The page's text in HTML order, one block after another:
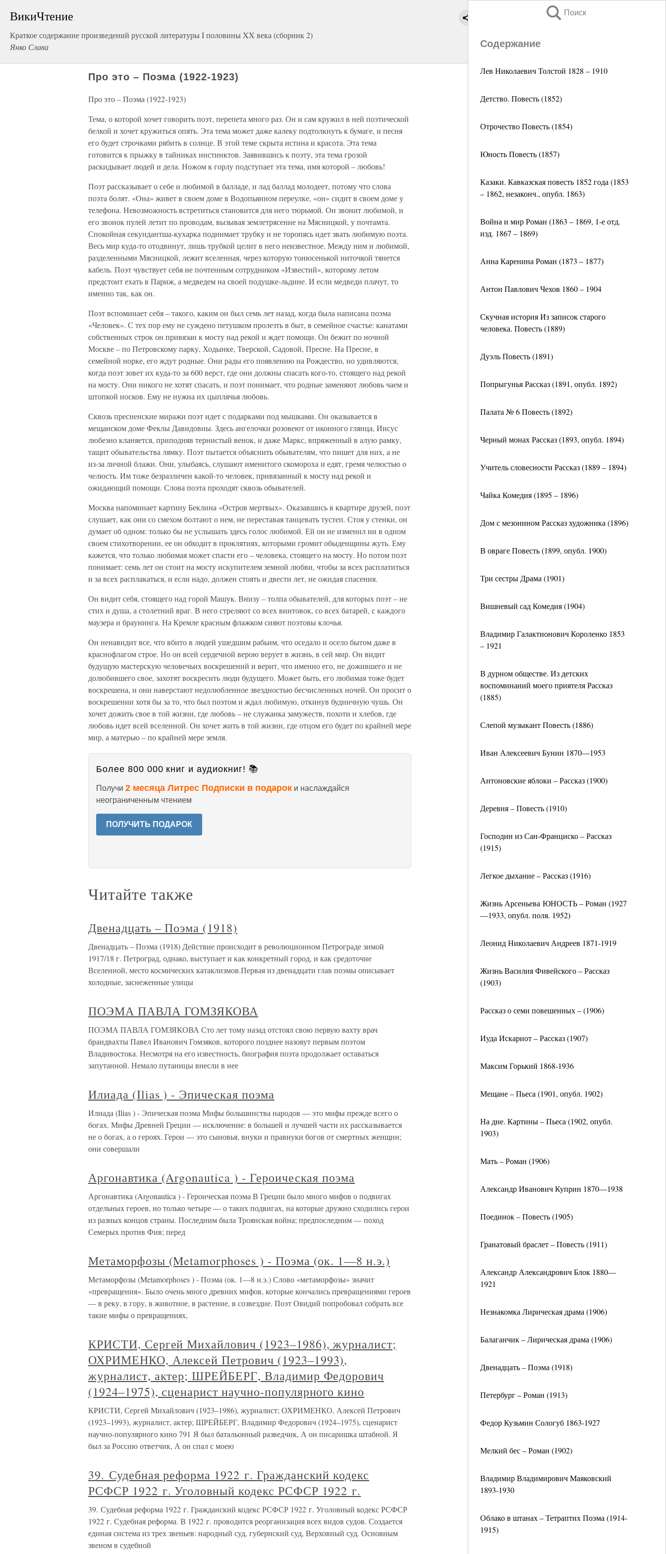
ВикиЧтение
Краткое содержание произведений русской литературы I половины XX века (сборник 2)
Янко Слава
Поиск
Содержание
Лев Николаевич Толстой 1828 – 1910
Детство. Повесть (1852)
Отрочество Повесть (1854)
Юность Повесть (1857)
Казаки. Кавказская повесть 1852 года (1853
– 1862, незаконч., опубл. 1863)
Война и мир Роман (1863 – 1869, 1-е отд.
изд. 1867 – 1869)
Анна Каренина Роман (1873 – 1877)
Антон Павлович Чехов 1860 – 1904
Скучная история Из записок старого
человека. Повесть (1889)
Дуэль Повесть (1891)
Попрыгунья Рассказ (1891, опубл. 1892)
Палата № 6 Повесть (1892)
Черный монах Рассказ (1893, опубл. 1894)
Учитель словесности Рассказ (1889 – 1894)
Чайка Комедия (1895 – 1896)
Дом с мезонином Рассказ художника (1896)
В овраге Повесть (1899, опубл. 1900)
Три сестры Драма (1901)
Вишневый сад Комедия (1904)
Владимир Галактионович Короленко 1853
– 1921
В дурном обществе. Из детских
воспоминаний моего приятеля Рассказ
(1885)
Слепой музыкант Повесть (1886)
Иван Алексеевич Бунин 1870—1953
Антоновские яблоки – Рассказ (1900)
Деревня – Повесть (1910)
Господин из Сан-Франциско – Рассказ
(1915)
Легкое дыхание – Рассказ (1916)
Жизнь Арсеньева ЮНОСТЬ – Роман (1927
—1933, опубл. поля. 1952)
Леонид Николаевич Андреев 1871-1919
Жизнь Василия Фивейского – Рассказ
(1903)
Рассказ о семи повешенных – (1906)
Иуда Искариот – Рассказ (1907)
Максим Горький 1868-1936
Мещане – Пьеса (1901, опубл. 1902)
На дне. Картины – Пьеса (1902, опубл.
1903)
Мать – Роман (1906)
Александр Иванович Куприн 1870—1938
Поединок – Повесть (1905)
Гранатовый браслет – Повесть (1911)
Александр Александрович Блок 1880—
1921
Незнакомка Лирическая драма (1906)
Балаганчик – Лирическая драма (1906)
Двенадцать – Поэма (1918)
Петербург – Роман (1913)
Федор Кузьмин Сологуб 1863-1927
Мелкий бес – Роман (1902)
Владимир Владимирович Маяковский
1893-1930
Облако в штанах – Тетраптих Поэма (1914-
1915)
Про это – Поэма (1922-1923)
Про это – Поэма (1922-1923)
Тема, о которой хочет говорить поэт, перепета много раз. Он и сам кружил в ней поэтической
белкой и хочет кружиться опять. Эта тема может даже калеку подтолкнуть к бумаге, и песня
его будет строчка­ми рябить в солнце. В этой теме скрыта истина и красота. Эта тема
готовится к прыжку в тайниках инстинктов. Заявившись к поэту, эта тема грозой
раскидывает людей и дела. Ножом к горлу подступает эта тема, имя которой – любовь!
Поэт рассказывает о себе и любимой в балладе, и лад баллад молоде­ет, потому что слова
поэта болят. «Она» живет в своем доме в Водопьянном переулке, «он» сидит в своем доме у
телефона. Невозможность встретиться становится для него тюрьмой. Он звонит любимой, и
его звонок пулей летит по проводам, вызывая землетрясение на Мясницкой, у почтамта.
Спокойная секундантша-кухарка поднимает трубку и не то­ропясь идет звать любимую поэта.
Весь мир куда-то отодвинут, лишь трубкой целит в него неизвестное. Между ним и любимой,
разделенны­ми Мясницкой, лежит вселенная, через которую тонюсенькой ниточкой тянется
кабель. Поэт чувствует себя не почтенным сотрудником «Извес­тий», которому летом
предстоит ехать в Париж, а медведем на своей подушке-льдине. И если медведи плачут, то
именно так, как он.
Поэт вспоминает себя – такого, каким он был семь лет назад, когда была написана поэма
«Человек». С тех пор ему не суждено пе­тушком пролезть в быт, в семейное счастье: канатами
собственных строк он привязан к мосту над рекой и ждет помощи. Он бежит по ночной
Москве – по Петровскому парку, Ходынке, Тверской, Садо­вой, Пресне. На Пресне, в
семейной норке, его ждут родные. Они рады его появлению на Рождество, но удивляются,
когда поэт зовет их куда-то за 600 верст, где они должны спасать кого-то, стоящего над рекой
на мосту. Они никого не хотят спасать, и поэт понимает, что родные заменяют любовь чаем и
штопкой носков. Ему не нужна их цыплячья любовь.
Сквозь пресненские миражи поэт идет с подарками под мышками. Он оказывается в
мещанском доме Феклы Давидовны. Здесь ангелочки розовеют от иконного глянца, Иисус
любезно кланяется, приподняв тернистый венок, и даже Маркс, впряженный в алую рамку,
тащит обывательства лямку. Поэт пытается объяснить обывателям, что пишет для них, а не
из-за личной блажи. Они, улыбаясь, слушают именитого скомороха и едят, гремя челюстью о
челюсть. Им тоже безразличен какой-то человек, привязанный к мосту над рекой и
ожидающий помо­щи. Слова поэта проходят сквозь обывателей.
Москва напоминает картину Беклина «Остров мертвых». Оказав­шись в квартире друзей, поэт
слушает, как они со смехом болтают о нем, не переставая танцевать тустеп. Стоя у стенки, он
думает об одном: только бы не услышать здесь голос любимой. Ей он не изме­нил ни в одном
своем стихотворении, ее он обходит в проклятиях, которыми громит обыденщины жуть. Ему
кажется, что только люби­мая может спасти его – человека, стоящего на мосту. Но потом поэт
понимает: семь лет он стоит на мосту искупителем земной любви, чтобы за всех расплатиться
и за всех расплакаться, и если надо, должен стоять и двести лет, не ожидая спасения.
Он видит себя, стоящего над горой Машук. Внизу – толпа обыва­телей, для которых поэт – не
стих и душа, а столетний враг. В него стреляют со всех винтовок, со всех батарей, с каждого
маузера и бра­унинга. На Кремле красным флажком сияют поэтовы клочья.
Он ненавидит все, что вбито в людей ушедшим рабьим, что оседа­ло и осело бытом даже в
краснофлагом строе. Но он всей сердечной верою верует в жизнь, в сей мир. Он видит
будущую мастерскую че­ловечьих воскрешений и верит, что именно его, не дожившего и не
долюбившего свое, захотят воскресить люди будущего. Может быть, его любимая тоже будет
воскрешена, и они наверстают недолюблен­ное звездностью бесчисленных ночей. Он просит о
воскрешении хотя бы за то, что был поэтом и ждал любимую, откинув будничную чушь. Он
хочет дожить свое в той жизни, где любовь – не служанка заму­жеств, похоти и хлебов, где
любовь идет всей вселенной. Он хочет жить в той жизни, где отцом его будет по крайней мере
мир, а мате­рью – по крайней мере земля.
Более 800 000 книг и аудиокниг! 📚
Получи 2 месяца Литрес Подписки в подарок и наслаждайся
неограниченным чтением
ПОЛУЧИТЬ ПОДАРОК
Читайте также
Двенадцать – Поэма (1918)
Двенадцать – Поэма (1918) Действие происходит в революционном Петрограде зимой
1917/18 г. Петроград, однако, выступает и как конкретный город, и как средо­точие
Вселенной, место космических катаклизмов.Первая из двенадцати глав поэмы описывает
холодные, заснежен­ные улицы
ПОЭМА ПАВЛА ГОМЗЯКОВА
ПОЭМА ПАВЛА ГОМЗЯКОВА Сто лет тому назад отстоял свою первую вахту врач
брандвахты Павел Иванович Гомзяков, которого позднее назовут первым поэтом
Владивостока. Несмотря на его известность, биография поэта продолжает оставаться
запутанной. Немало путаницы внесли в нее
Илиада (Ilias ) - Эпическая поэма
Илиада (Ilias ) - Эпическая поэма Мифы большинства народов — это мифы прежде всего о
богах. Мифы Древней Греции — исключение: в большей и лучшей части их рассказывается
не о богах, а о героях. Герои — это сыновья, внуки и правнуки богов от смертных женщин;
они совершали
Аргонавтика (Argonautica ) - Героическая поэма
Аргонавтика (Argonautica ) - Героическая поэма В Греции было много мифов о подвигах
отдельных героев, но только четыре — о таких подвигах, на которые дружно сходились герои
из разных концов страны. Последним была Троянская война; предпос­ледним — поход
Семерых против Фив; перед
Метаморфозы (Metamorphoses ) - Поэма (ок. 1—8 н.э.)
Метаморфозы (Metamorphoses ) - Поэма (ок. 1—8 н.э.) Слово «метаморфозы» значит
«превращения». Было очень много древних мифов, которые кончались превращениями героев
— в реку, в гору, в животное, в растение, в созвездие. Поэт Овидий попробовал собрать все
такие мифы о превращениях,
КРИСТИ, Сергей Михайлович (1923–1986), журналист;
ОХРИМЕНКО, Алексей Петрович (1923–1993),
журналист, актер; ШРЕЙБЕРГ, Владимир Федорович
(1924–1975), сценарист научно-популярного кино
КРИСТИ, Сергей Михайлович (1923–1986), журналист; ОХРИМЕНКО, Алексей Петрович
(1923–1993), журналист, актер; ШРЕЙБЕРГ, Владимир Федорович (1924–1975), сценарист
научно-популярного кино 791 Я был батальонный разведчик, А он писаришка штабной. Я
был за Россию ответчик, А он спал с моею
39. Судебная реформа 1922 г. Гражданский кодекс
РСФСР 1922 г. Уголовный кодекс РСФСР 1922 г.
39. Судебная реформа 1922 г. Гражданский кодекс РСФСР 1922 г. Уголовный кодекс РСФСР
1922 г. Судебная реформа. В 1922 г. проводится реорганизация всех видов судов. Создается
единая система из трех звеньев: народный суд, губернский суд, Верховный суд. Основным
звеном в судебной